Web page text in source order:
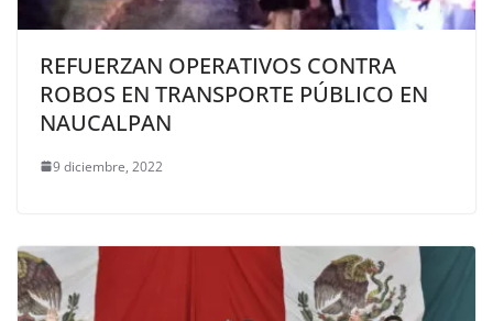
REFUERZAN OPERATIVOS CONTRA
ROBOS EN TRANSPORTE PÚBLICO EN
NAUCALPAN
9 diciembre, 2022